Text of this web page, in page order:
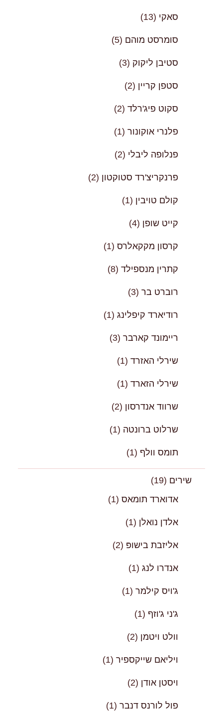
סאקי (13)
סומרסט מוהם (5)
סטיבן ליקוק (3)
סטפן קריין (2)
סקוט פיג'רלד (2)
פלנרי אוקונור (1)
פנלופה ליבלי (2)
פרנקריצ'רד סטוקטון (2)
קולם טויבין (1)
קייט שופן (4)
קרסון מקקאלרס (1)
קתרין מנספילד (8)
רוברט בר (3)
רודיארד קיפלינג (1)
ריימונד קארבר (3)
שירלי האזרד (1)
שירלי הזארד (1)
שרווד אנדרסון (2)
שרלוט ברונטה (1)
תומס וולף (1)
שירים (19)
אדוארד תומאס (1)
אלדן נואלן (1)
אליזבת בישופּ (2)
אנדרו לנג (1)
ג'ויס קילמר (1)
ג'ני ג'וזף (1)
וולט ויטמן (2)
ויליאם שייקספיר (1)
ויסטן אודן (2)
פול לורנס דנבר (1)